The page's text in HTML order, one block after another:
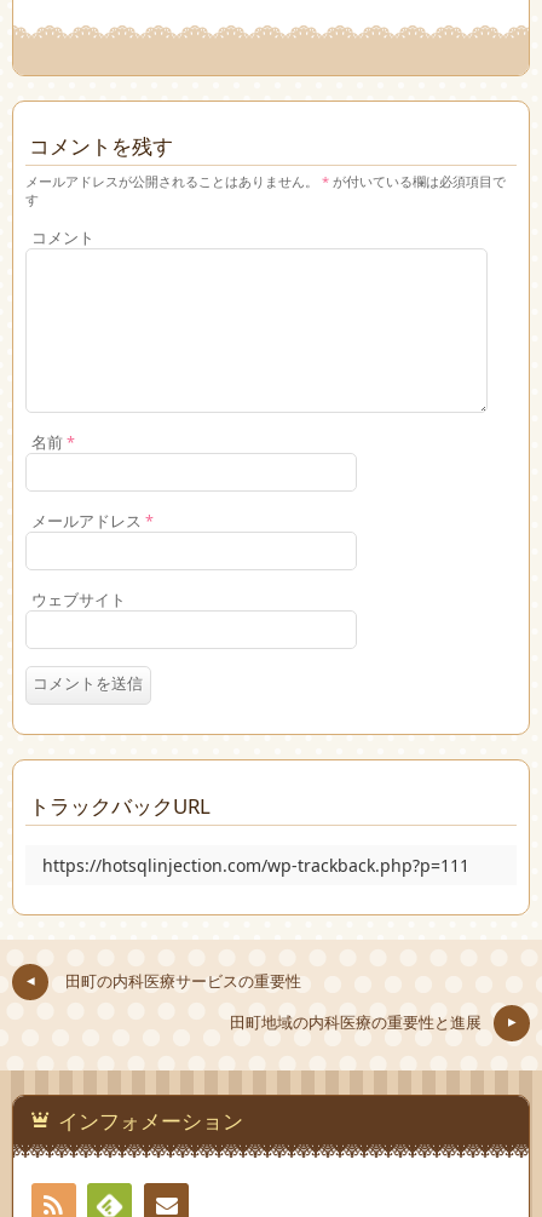
コメントを残す
メールアドレスが公開されることはありません。 * が付いている欄は必須項目で
す
コメント
名前*
メールアドレス *
ウェブサイト
トラックバックURL
https://hotsqlinjection.com/wp-trackback.php?p=111
田町の内科医療サービスの重要性
田町地域の内科医療の重要性と進展
インフォメーション
RSS